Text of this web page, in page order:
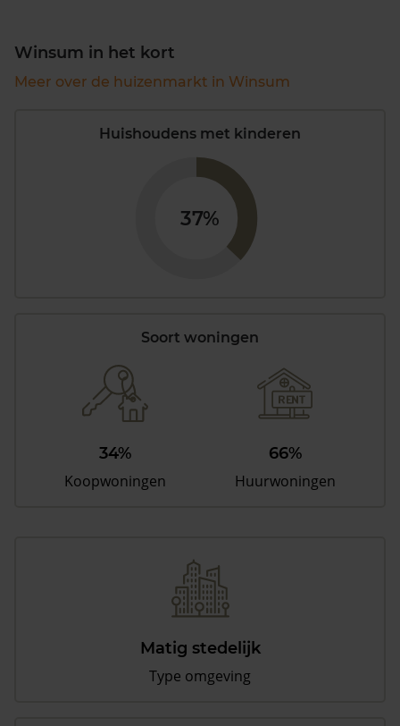
Winsum in het kort
Meer over de huizenmarkt in Winsum
Huishoudens met kinderen
37%
Soort woningen
34%
Koopwoningen
66%
Huurwoningen
Matig stedelijk
Type omgeving